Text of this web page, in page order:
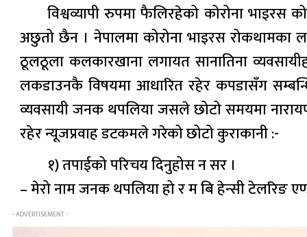
विश्वव्यापी रुपमा फैलिरहेको कोरोना भाइरस
अछुतो छैन । नेपालमा कोरोना भाइरस
ठूलठूला कलकारखाना लगायत सानातिना
लकडाउनकै विषयमा आधारित रहेर कपडासँग
व्यवसायी जनक थपलिया जसले छोटो समयमा
रहेर न्यूजप्रवाह डटकमले गरेको छोटो कुराकानी :-
१) तपाईको परिचय दिनुहोस न सर ।
– मेरो नाम जनक थपलिया हो र म बि हेन्सी टेलरिङ
- ADVERTISEMENT -